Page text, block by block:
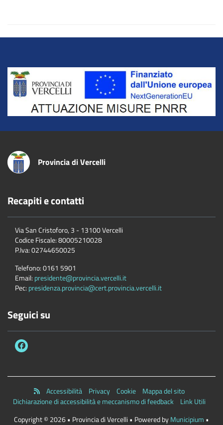
Title
Provincia di Vercelli
Recapiti e contatti
Via San Cristoforo, 3 - 13100 Vercelli
Codice Fiscale:80005210028
P.Iva:02744650025
Telefono:0161 5901
Email: presidente@provincia.vercelli.it
Pec: presidenza.provincia@cert.provincia.vercelli.it
Seguici su
Accessibilità Privacy Cookie
Mappa del sito
Dichiarazione di accessibilità e meccanismo di feedback
Link Utili
Copyright © 2026 • Provincia di Vercelli • Powered byMunicipium •